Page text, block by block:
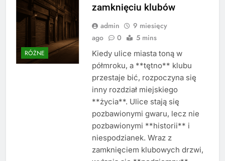
RÓŻNE
zamknięciu klubów
admin
9 miesięcy
ago
0 5 mins
Kiedy ulice miasta toną w
półmroku, a **tętno** klubu
przestaje bić, rozpoczyna się
inny rozdział miejskiego
**życia**. Ulice stają się
pozbawionymi gwaru, lecz nie
pozbawionymi **historii** i
niespodzianek. Wraz z
zamknięciem klubowych drzwi,